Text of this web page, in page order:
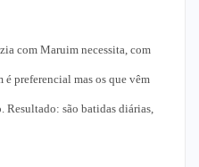
com Maruim necessita, com
preferencial mas os que vêm
Resultado: são batidas diárias,